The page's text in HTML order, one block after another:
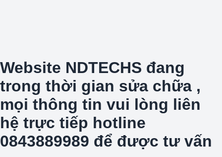
Website NDTECHS đang
trong thời gian sửa chữa ,
mọi thông tin vui lòng liên
hệ trực tiếp hotline
0843889989 để được tư vấn